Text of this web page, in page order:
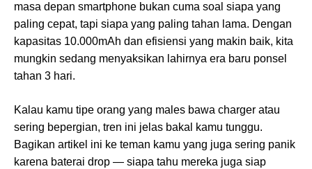
masa depan smartphone bukan cuma soal siapa yang
paling cepat, tapi siapa yang paling tahan lama. Dengan
kapasitas 10.000mAh dan efisiensi yang makin baik, kita
mungkin sedang menyaksikan lahirnya era baru ponsel
tahan 3 hari.
Kalau kamu tipe orang yang males bawa charger atau
sering bepergian, tren ini jelas bakal kamu tunggu.
Bagikan artikel ini ke teman kamu yang juga sering panik
karena baterai drop — siapa tahu mereka juga siap